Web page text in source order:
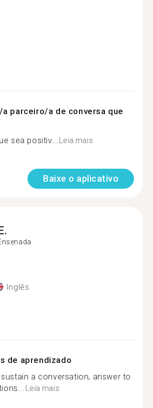
a parceiro/a de conversa que
sea positiv...Leia mais
Baixe o aplicativo
Inglês
de aprendizado
a conversation, answer to
Leia mais